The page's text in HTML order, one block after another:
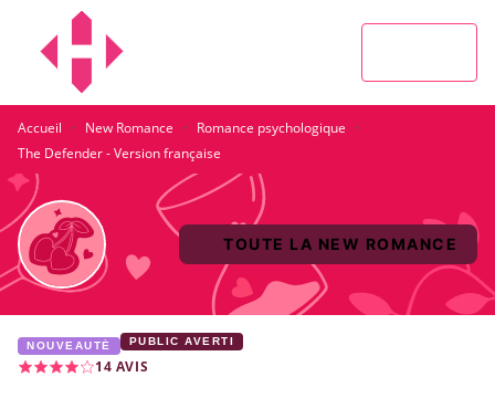
MENU
Accueil · New Romance · Romance psychologique ·
The Defender - Version française
TOUTE LA NEW ROMANCE
NOUVEAUTÉ PUBLIC AVERTI
14 AVIS